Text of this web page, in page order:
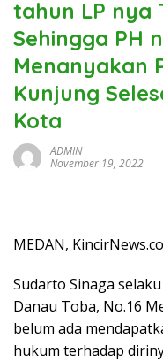
tahun LP nya
Sehingga PH
Menanyakan
Kunjung
Kota
ADMIN
November 19, 2022
MEDAN,
Sudarto Sinaga
Danau Toba, No.16
belum ada
hukum terhadap